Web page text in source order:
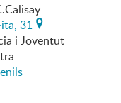
31
i Joventut